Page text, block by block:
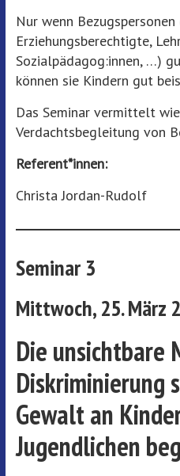
Nur wenn
Erziehungsberechtigte,
Sozialpädagog:innen, …)
können sie Kindern gut
Das Seminar vermittelt
Verdachtsbegleitung von
Referent*innen:
Christa Jordan-Rudolf
Seminar 3
Mittwoch,25. März
Die unsichtbare
Diskriminierung
Gewalt an
Jugendlichen